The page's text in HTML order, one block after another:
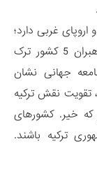
غربی دارد؛
دارای اهمیت استراتژیکی بود. بنابراین، دیدار رهبران 5 کشور ترک
جهانی نشان
تقویت نقش ترکیه
که خیر. کشورهای
ترکیه باشند.